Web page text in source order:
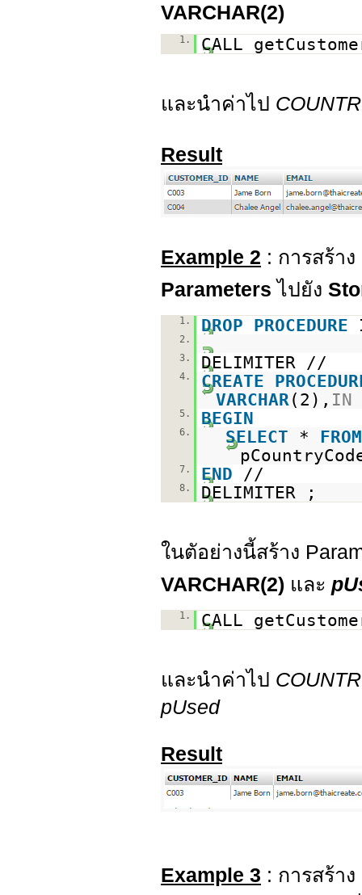
VARCHAR(2)
1. CALL
และนำค่าไป
Result
Example 2 : การสร้าง
Parameters ไปยัง
1. DROP PROCEDURE
2.
3.
DELIMITER //
4. CREATE
VARCHAR(2), IN
5. BEGIN
6. SELECT * FROM
7. END //
8. DELIMITER ;
ในตัอย่างนี้สร้าง
VARCHAR(2) และ
1. CALL
และนำค่าไป
pUsed
Result
Example 3 : การสร้าง